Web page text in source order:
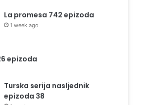
La promesa 742 epizoda
1 week ago
epizoda
Turska serija nasljednik
epizoda 38